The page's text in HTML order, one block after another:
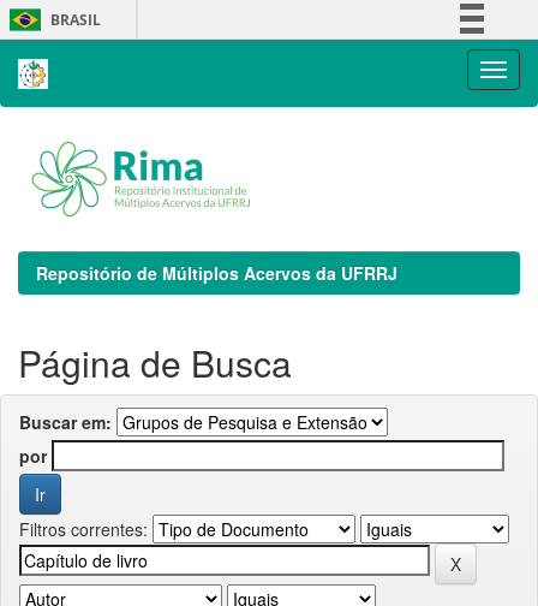
Skip
navigation
BRASIL
Repositório de Múltiplos Acervos da UFRRJ
Página de Busca
Buscar em:
por
Filtros correntes: